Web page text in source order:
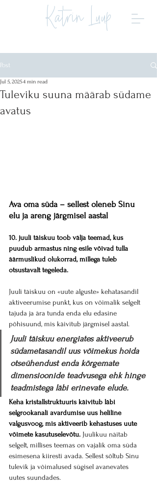
Katrin Luup
Post
Tuleviku suuna määrab südame
avatus
Jul 5, 20254 min read
Ava oma süda – sellest oleneb Sinu
elu ja areng järgmisel aastal
10. juuli täiskuu toob välja teemad, kus
puudub armastus ning esile võivad tulla
äärmuslikud olukorrad, millega tuleb
otsustavalt tegeleda.
Juuli täiskuu on «uute alguste» kehatasandil
aktiveerumise punkt, kus on võimalik selgelt
tajuda ja ära tunda enda elu edasine
põhisuund, mis käivitub järgmisel aastal.
Juuli täiskuu energiates aktiveerub
südametasandil uus võimekus hoida
otseühendust enda kõrgemate
dimensioonide teadvusega ehk hinge
teadmistega läbi erinevate elude.
Keha kristallstruktuuris käivitub läbi
selgrookanali avardumise uus heliline
valgusvoog, mis aktiveerib kehastuses uute
võimete kasutuselevõtu. Juulikuu näitab
selgelt, millises teemas on vajalik oma süda
esimesena kiiresti avada. Sellest sõltub Sinu
tulevik ja võimalused sügisel avanevates
uutes suundades.